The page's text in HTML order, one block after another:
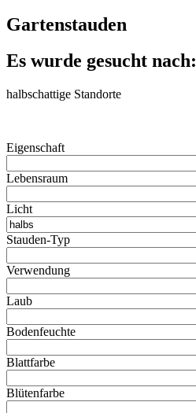
Gartenstauden
Es wurde gesucht nach:
halbschattige Standorte
Eigenschaft
Lebensraum
Licht
Stauden-Typ
Verwendung
Laub
Bodenfeuchte
Blattfarbe
Blütenfarbe